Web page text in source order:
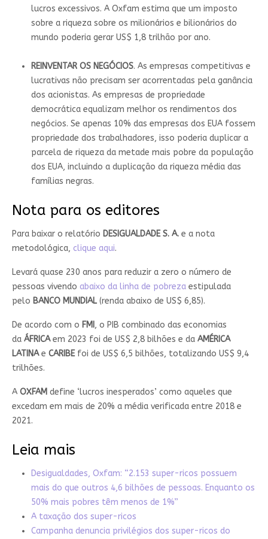
lucros excessivos. A Oxfam estima que um imposto
sobre a riqueza sobre os milionários e bilionários do
mundo poderia gerar US$ 1,8 trilhão por ano.
REINVENTAR OS NEGÓCIOS. As empresas competitivas e
lucrativas não precisam ser acorrentadas pela ganância
dos acionistas. As empresas de propriedade
democrática equalizam melhor os rendimentos dos
negócios. Se apenas 10% das empresas dos EUA fossem
propriedade dos trabalhadores, isso poderia duplicar a
parcela de riqueza da metade mais pobre da população
dos EUA, incluindo a duplicação da riqueza média das
famílias negras.
Nota para os editores
Para baixar o relatório DESIGUALDADE S. A.e a nota
metodológica, clique aqui.
Levará quase 230 anos para reduzir a zero o número de
pessoas vivendo abaixo da linha de pobrezaestipulada
pelo BANCO MUNDIAL(renda abaixo de US$ 6,85).
De acordo com o FMI , o PIB combinado das economias
da ÁFRICAem 2023 foi de US$ 2,8 bilhões e da AMÉRICA
LATINAe CARIBEfoi de US$ 6,5 bilhões, totalizando US$ 9,4
trilhões.
A OXFAM define ‘lucros inesperados’ como aqueles que
excedam em mais de 20% a média verificada entre 2018 e
2021.
Leia mais
Desigualdades, Oxfam: “2.153 super-ricos possuem
mais do que outros 4,6 bilhões de pessoas. Enquanto os
50% mais pobres têm menos de 1%”
A taxação dos super-ricos
Campanha denuncia privilégios dos super-ricos do